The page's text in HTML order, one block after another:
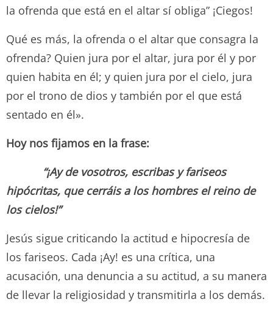
la ofrenda que está en el altar sí obliga” ¡Ciegos!
Qué es más, la ofrenda o el altar que consagra la
ofrenda? Quien jura por el altar, jura por él y por
quien habita en él; y quien jura por el cielo, jura
por el trono de dios y también por el que está
sentado en él».
Hoy nos fijamos en la frase:
“¡Ay de vosotros, escribas y fariseos
hipócritas, que cerráis a los hombres el reino de
los cielos!”
Jesús sigue criticando la actitud e hipocresía de
los fariseos. Cada ¡Ay! es una crítica, una
acusación, una denuncia a su actitud, a su manera
de llevar la religiosidad y transmitirla a los demás.